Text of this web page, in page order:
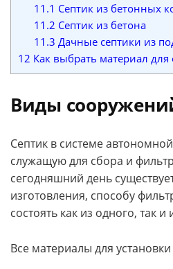
11.1 Септик из бетонных
11.2 Септик из бетона
11.3 Дачные септики из
12 Как выбрать материал для
Виды
Септик в системе
служащую для сбора и
сегодняшний день
изготовления, способу
состоять как из одного, так
Все материалы для